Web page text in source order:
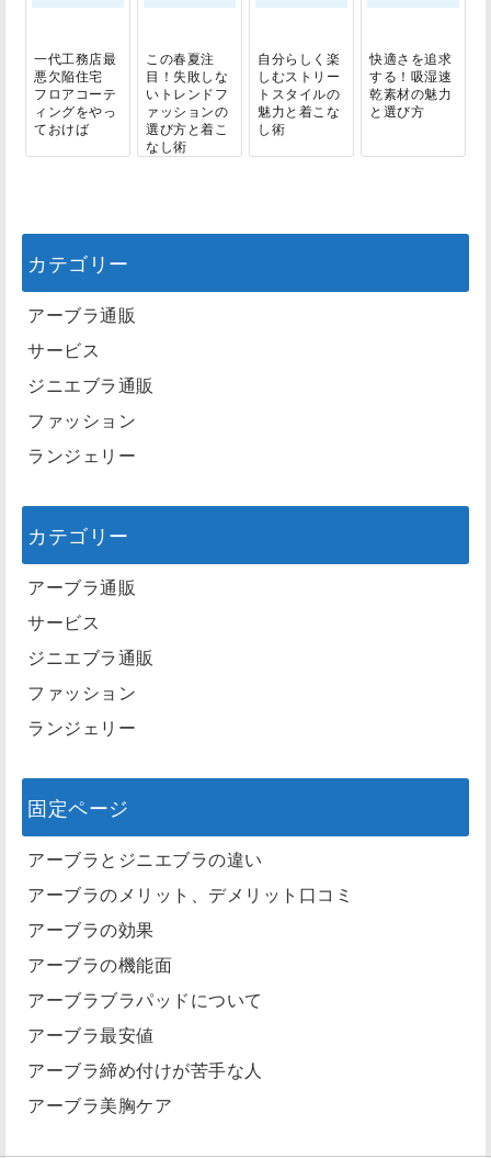
一代工務店最
悪欠陥住宅
フロアコーテ
ィングをやっ
ておけば
この春夏注
目！失敗しな
いトレンドフ
ァッションの
選び方と着こ
なし術
自分らしく楽
しむストリー
トスタイルの
魅力と着こな
し術
快適さを追求
する！吸湿速
乾素材の魅力
と選び方
カテゴリー
アーブラ通販
サービス
ジニエブラ通販
ファッション
ランジェリー
カテゴリー
アーブラ通販
サービス
ジニエブラ通販
ファッション
ランジェリー
固定ページ
アーブラとジニエブラの違い
アーブラのメリット、デメリット口コミ
アーブラの効果
アーブラの機能面
アーブラブラパッドについて
アーブラ最安値
アーブラ締め付けが苦手な人
アーブラ美胸ケア